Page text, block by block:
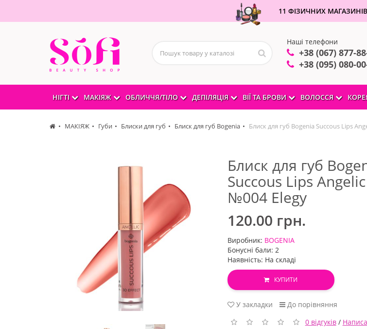
11 ФІЗИЧНИХ МАГАЗИНІВ
Наші телефони
+38 (067) 877-
+38 (095) 080-
НІГТІ МАКІЯЖ ОБЛИЧЧЯ/ТІЛО ДЕПІЛЯЦІЯ ВІЇ ТА БРОВИ ВОЛОССЯ
МАКІЯЖ Губи Блиски для губ Блиск для губ Bogenia Блиск для губ Bogenia Succous Lips
Блиск для губ
Succous Lips
№004 Elegy
120.00 грн.
Виробник: BOGENIA
Бонусні бали: 2
Наявність: На складі
КУПИТИ
У закладки
До порівняння
0 відгуків/